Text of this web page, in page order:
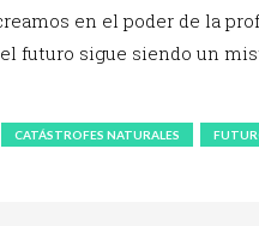
en el poder de la
futuro sigue siendo un
CATÁSTROFES NATURALES